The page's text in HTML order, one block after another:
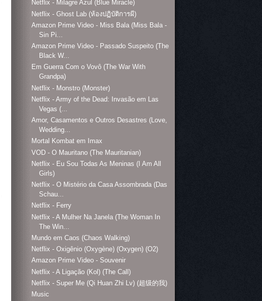
Netflix - Milagre Azul (Blue Miracle)
Netflix - Ghost Lab (ห้องปฏิบัติการผี)
Amazon Prime Video - Miss Bala (Miss Bala -
Sin Pi...
Amazon Prime Video - Passado Suspeito (The
Black W...
Em Guerra Com o Vovô (The War With
Grandpa)
Netflix - Monstro (Monster)
Netflix - Army of the Dead: Invasão em Las
Vegas (...
Amor, Casamentos e Outros Desastres (Love,
Wedding...
Mortal Kombat em Imax
VOD - O Mauritano (The Mauritanian)
Netflix - Eu Sou Todas As Meninas (I Am All
Girls)
Netflix - O Mistério da Casa Assombrada (Das
Schau...
Netflix - Ferry
Netflix - A Mulher Na Janela (The Woman In
The Win...
Mundo em Caos (Chaos Walking)
Netflix - Oxigênio (Oxygène) (Oxygen) (O2)
Amazon Prime Video - Souvenir
Netflix - A Ligação (Kol) (The Call)
Netflix - Super Me (Qi Huan Zhi Lv) (超级的我)
Music